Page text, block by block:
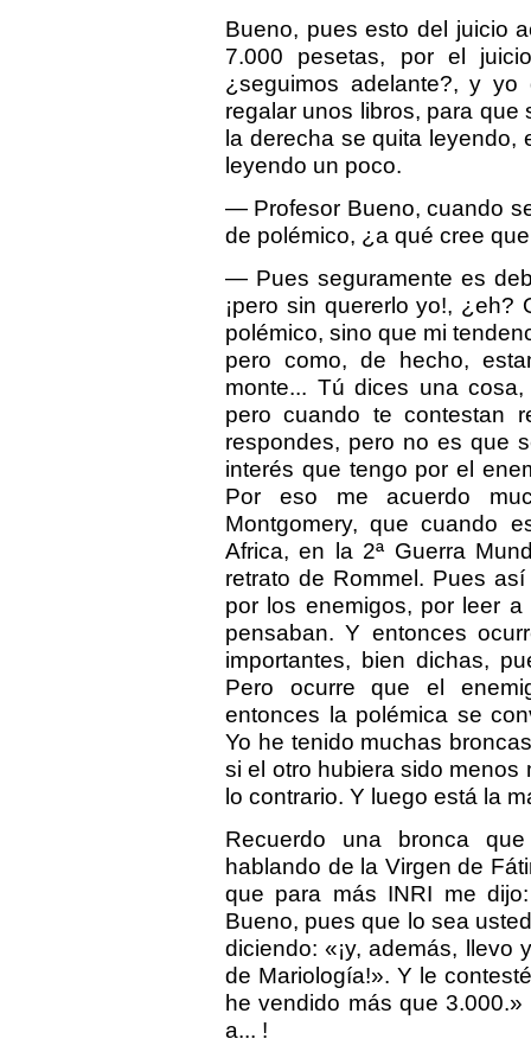
Bueno, pues esto del juicio
7.000 pesetas, por el
¿seguimos adelante?, y
regalar unos libros, para
la derecha se quita leyendo,
leyendo un poco.
— Profesor Bueno, cuando
de polémico, ¿a qué cree
— Pues seguramente es
¡pero sin quererlo yo!,
polémico, sino que mi
pero como, de hecho,
monte... Tú dices una
pero cuando te contestan
respondes, pero no es que
interés que tengo por el
Por eso me acuerdo
Montgomery, que cuando
Africa, en la 2ª Guerra
retrato de Rommel. Pues
por los enemigos, por leer
pensaban. Y entonces
importantes, bien dichas,
Pero ocurre que el
entonces la polémica se
Yo he tenido muchas
si el otro hubiera sido
lo contrario. Y luego está la
Recuerdo una bronca
hablando de la Virgen de
que para más INRI me
Bueno, pues que lo sea
diciendo: «¡y, además, llevo
de Mariología!». Y le
he vendido más que
a... !